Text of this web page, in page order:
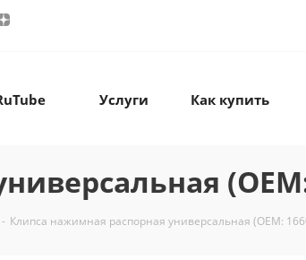
Услуги Как купить
(OEM:
- Клипса нажимная распорная универсальная (OEM: